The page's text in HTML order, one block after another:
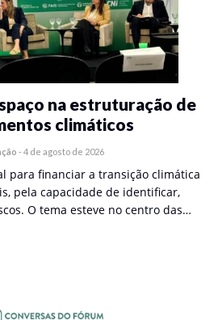
na estruturação de
climáticos
- 4 de agosto de 2026
para financiar a transição climática
pela capacidade de identificar,
O tema esteve no centro das…